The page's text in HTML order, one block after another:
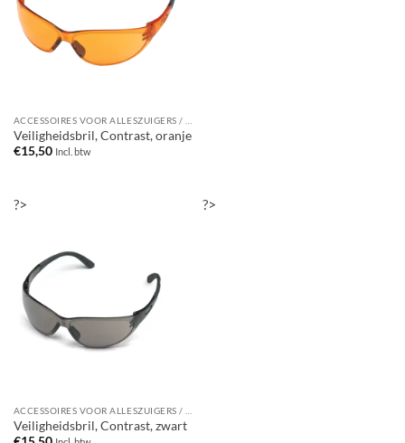
Veiligheidsbril, Contrast, oranje
€15,50 Incl. btw
?>
Veiligheidsbril, Contrast, zwart
?>